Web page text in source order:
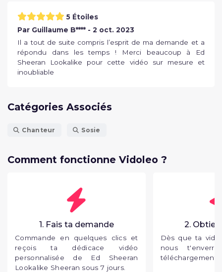
5 Étoiles
Par Guillaume B**** - 2 oct. 2023
Il a tout de suite compris l’esprit de ma demande et a
répondu dans les temps ! Merci beaucoup à Ed
Sheeran Lookalike pour cette vidéo sur mesure et
inoubliable
Catégories Associés
Chanteur Sosie
Comment fonctionne Vidoleo ?
1. Fais ta demande
Commande en quelques clics et
reçois ta dédicace vidéo
personnalisée de Ed Sheeran
Lookalike Sheeran sous 7 jours.
2.
Dès que ta
nous
téléchargement